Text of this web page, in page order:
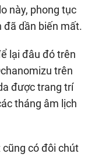
này, phong tục
đã dần biến mất.
lại đâu đó trên
trên
được trang trí
tháng âm lịch
cũng có đôi chút